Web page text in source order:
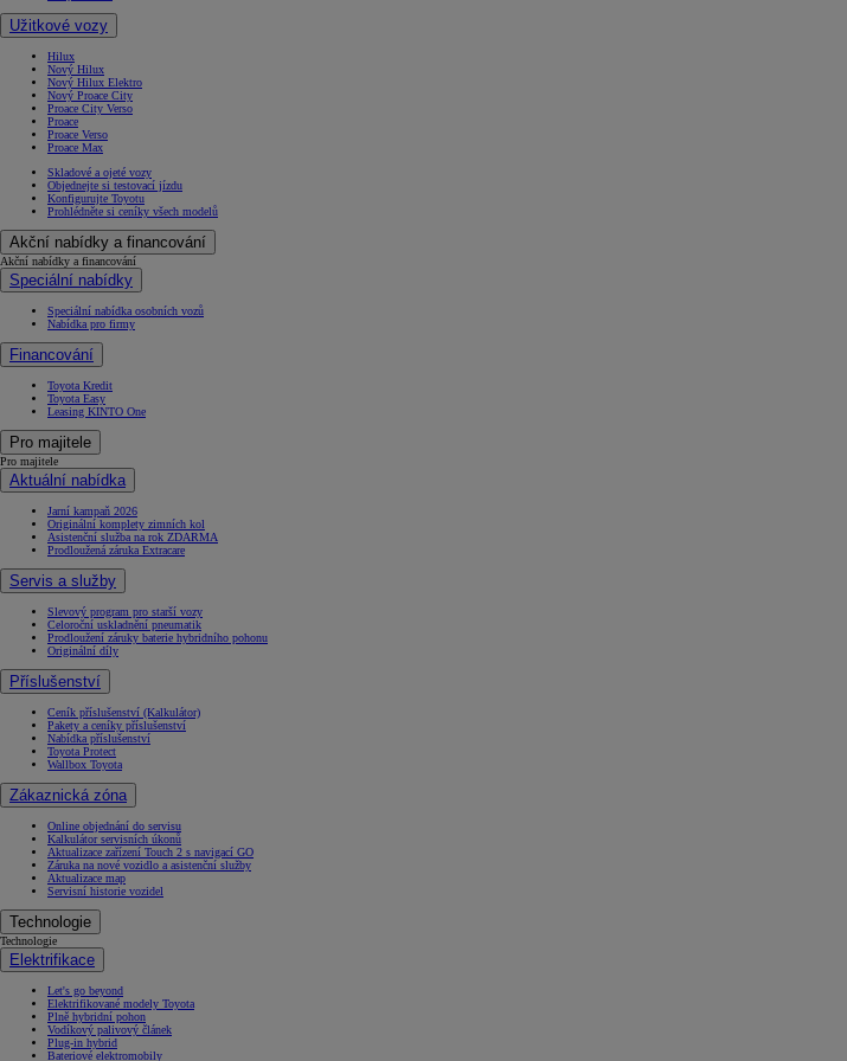
Užitkové vozy
Hilux
Nový Hilux
Nový Hilux Elektro
Nový Proace City
Proace City Verso
Proace
Proace Verso
Proace Max
Skladové a ojeté vozy
Objednejte si testovací jízdu
Konfigurujte Toyotu
Prohlédněte si ceníky všech modelů
Akční nabídky a financování
Akční nabídky a financování
Speciální nabídky
Speciální nabídka osobních vozů
Nabídka pro firmy
Financování
Toyota Kredit
Toyota Easy
Leasing KINTO One
Pro majitele
Pro majitele
Aktuální nabídka
Jarní kampaň 2026
Originální komplety zimních kol
Asistenční služba na rok ZDARMA
Prodloužená záruka Extracare
Servis a služby
Slevový program pro starší vozy
Celoroční uskladnění pneumatik
Prodloužení záruky baterie hybridního pohonu
Originální díly
Příslušenství
Ceník příslušenství (Kalkulátor)
Pakety a ceníky příslušenství
Nabídka příslušenství
Toyota Protect
Wallbox Toyota
Zákaznická zóna
Online objednání do servisu
Kalkulátor servisních úkonů
Aktualizace zařízení Touch 2 s navigací GO
Záruka na nové vozidlo a asistenční služby
Aktualizace map
Servisní historie vozidel
Technologie
Technologie
Elektrifikace
Let's go beyond
Elektrifikované modely Toyota
Plně hybridní pohon
Vodíkový palivový článek
Plug-in hybrid
Bateriové elektromobily